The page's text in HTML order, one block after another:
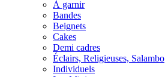
À garnir
Bandes
Beignets
Cakes
Demi cadres
Éclairs, Religieuses, Salambo
Individuels